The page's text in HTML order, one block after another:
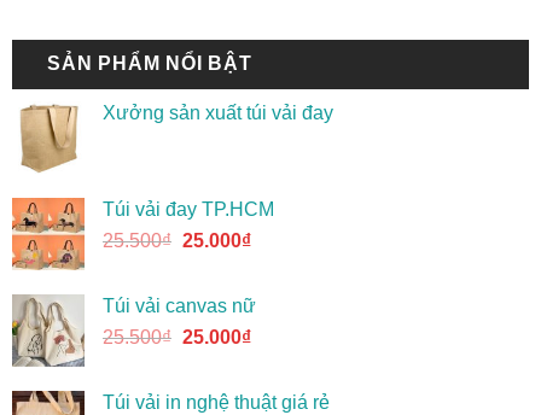
SẢN PHẨM NỔI BẬT
Xưởng sản xuất túi vải đay
Túi vải đay TP.HCM
25.500₫ 25.000₫
Túi vải canvas nữ
25.500₫ 25.000₫
Túi vải in nghệ thuật giá rẻ